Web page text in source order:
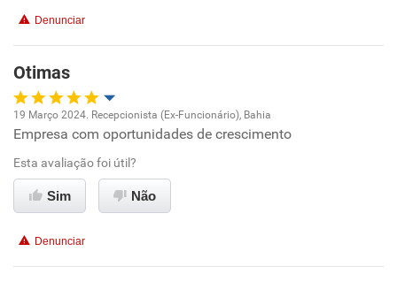
Recomenda esta empresa
Denunciar
Otimas
Oportunidade de promoção
Ambiente de trabalho
Benefícios
19 Março 2024. Recepcionista (Ex-Funcionário), Bahia
Empresa com oportunidades de crescimento
Esta avaliação foi útil?
Sim Não
Denunciar